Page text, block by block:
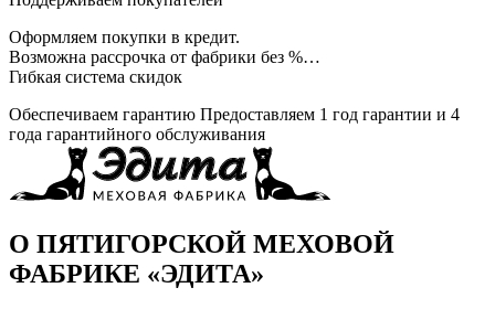
Оформляем покупки в кредит.
Возможна рассрочка от фабрики без %…
Гибкая система скидок
Обеспечиваем гарантию Предоставляем 1 год гарантии и 4
года гарантийного обслуживания
О ПЯТИГОРСКОЙ МЕХОВОЙ
ФАБРИКЕ «ЭДИТА»